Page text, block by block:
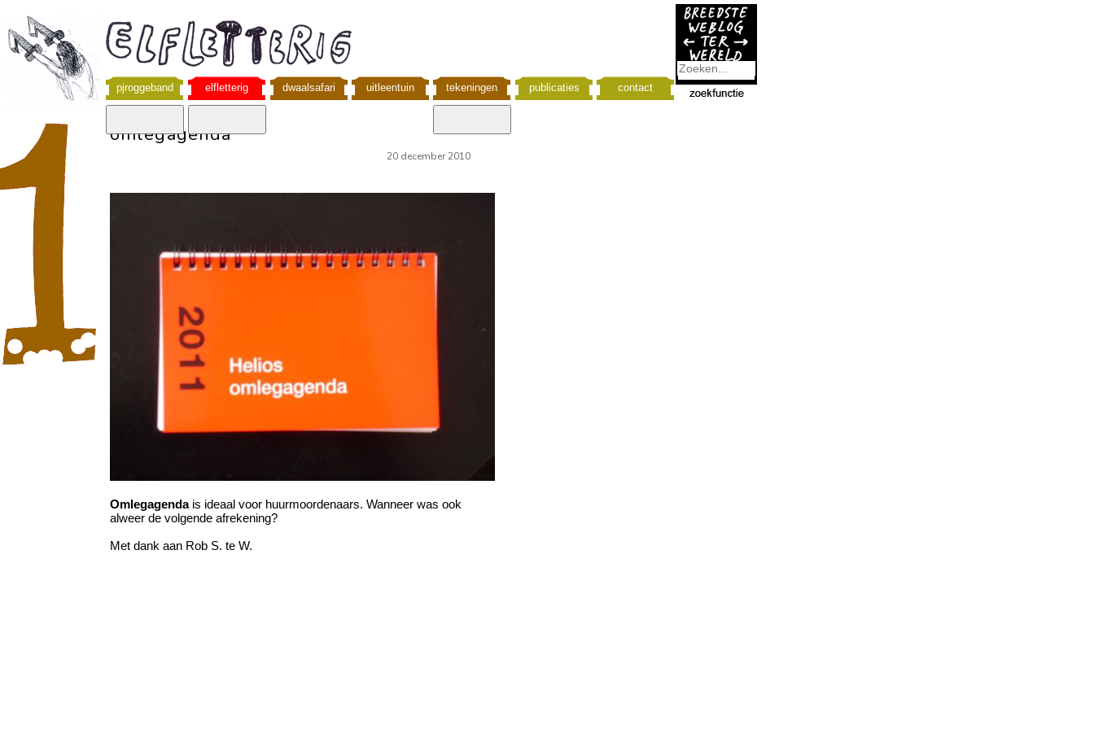
pjroggeband elfletterig dwaalsafari uitleentuin tekeningen publicaties contact
omlegagenda
20 december 2010
Omlegagendais ideaal voor huurmoordenaars. Wanneer was ook
alweer de volgende afrekening?
Met dank aan Rob S. te W.